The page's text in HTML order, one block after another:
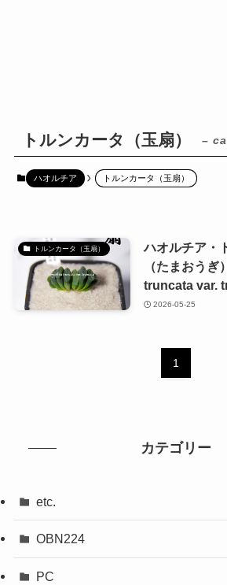
トルンカータ（玉扇） –
ハオルチア トルンカータ（玉扇）
トルンカータ（玉扇）
ハオルチア・
（たまおう
truncata var.
2026-05-25
1
カテゴリー
etc.
OBN224
PC